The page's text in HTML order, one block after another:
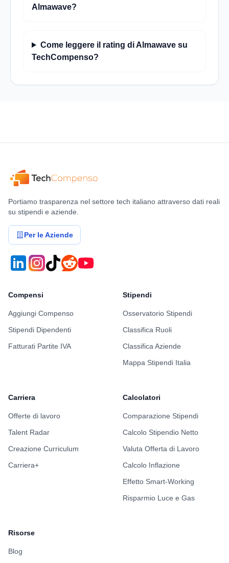
Almawave?
Come leggere il rating di Almawave su
TechCompenso?
Portiamo trasparenza nel settore tech italiano attraverso dati reali
su stipendi e aziende.
Per le Aziende
Compensi
Aggiungi Compenso
Stipendi Dipendenti
Fatturati Partite IVA
Stipendi
Osservatorio Stipendi
Classifica Ruoli
Classifica Aziende
Mappa Stipendi Italia
Carriera
Offerte di lavoro
Talent Radar
Creazione Curriculum
Carriera+
Calcolatori
Comparazione Stipendi
Calcolo Stipendio Netto
Valuta Offerta di Lavoro
Calcolo Inflazione
Effetto Smart-Working
Risparmio Luce e Gas
Risorse
Blog